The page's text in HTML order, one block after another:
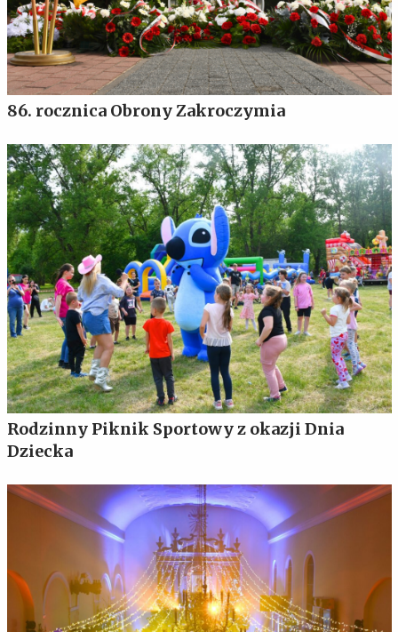
86. rocznica Obrony Zakroczymia
Rodzinny Piknik Sportowy z okazji Dnia
Dziecka